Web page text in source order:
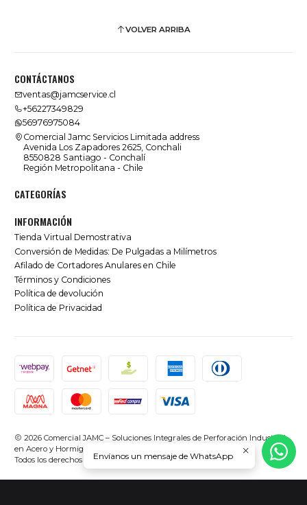
VOLVER ARRIBA
CONTÁCTANOS
ventas@jamcservice.cl
+56227349829
56976975084
Comercial Jamc Servicios Limitada address
Avenida Los Zapadores 2625, Conchali
8550828 Santiago - Conchalí
Región Metropolitana - Chile
CATEGORÍAS
INFORMACIÓN
Tienda Virtual Demostrativa
Conversión de Medidas: De Pulgadas a Milímetros
Afilado de Cortadores Anulares en Chile
Términos y Condiciones
Política de devolución
Política de Privacidad
2026 Comercial JAMC – Soluciones Integrales de Perforación Industrial
en Acero y Hormigón en Chile.
Todos los derechos reservados.Desarrollado por Jumpseller
Envíanos un mensaje de WhatsApp